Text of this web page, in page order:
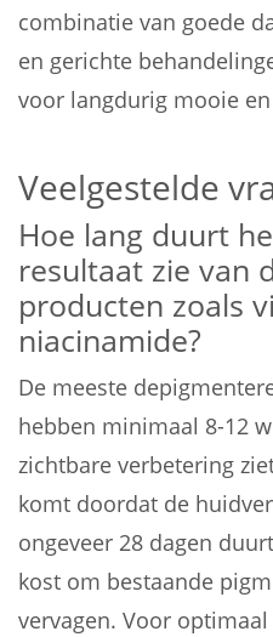
combinatie van goede
en gerichte
voor langdurig mooie
Veelgestelde
Hoe lang duurt
resultaat zie van
producten zoals
niacinamide?
De meeste
hebben minimaal 8-12
zichtbare verbetering
komt doordat de
ongeveer 28 dagen
kost om bestaande
vervagen. Voor